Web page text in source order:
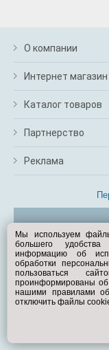
О компании
Интернет магазин
Каталог товаров
Партнерство
Реклама
Мы используем
большего
информацию об
обработки
пользоваться
проинформированы
нашими правилами
отключить файлы